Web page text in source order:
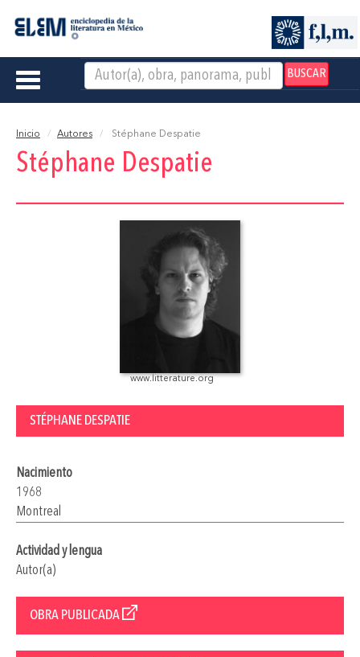
BUSCAR
Toggle
Inicio Autores Stéphane Despatie
Stéphane Despatie
www.litterature.org
STÉPHANE DESPATIE
Nacimiento
1968
Montreal
Actividad y lengua
Autor(a)
OBRA PUBLICADA